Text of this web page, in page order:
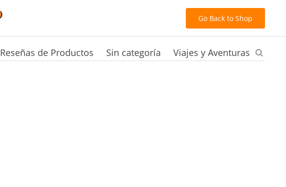
Go Back to Shop
Reseñas de Productos Sin categoría Viajes y Aventuras